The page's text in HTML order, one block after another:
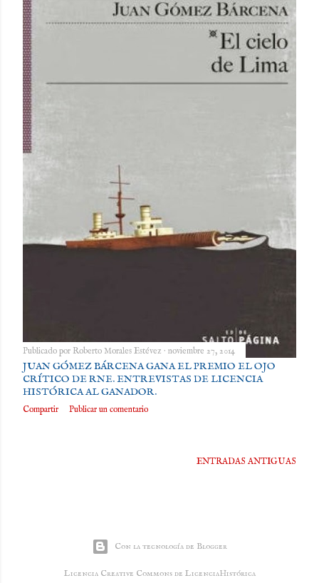
Publicado por Roberto Morales Estévez noviembre 27, 2014
JUAN GÓMEZ BÁRCENA GANA EL PREMIO EL OJO
CRÍTICO DE RNE. ENTREVISTAS DE LICENCIA
HISTÓRICA AL GANADOR.
Compartir Publicar un comentario
ENTRADAS ANTIGUAS
Con la tecnología de Blogger
Licencia Creative Commons de LicenciaHistórica